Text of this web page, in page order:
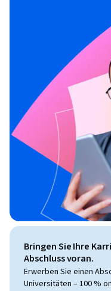
Bringen Sie Ihre
Abschluss voran.
Erwerben Sie einen
Universitäten – 100 %